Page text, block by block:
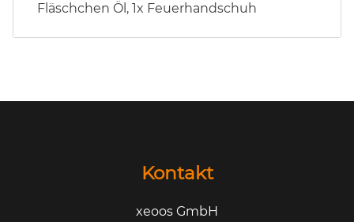
Fläschchen Öl, 1x Feuerhandschuh
Kontakt
xeoos GmbH